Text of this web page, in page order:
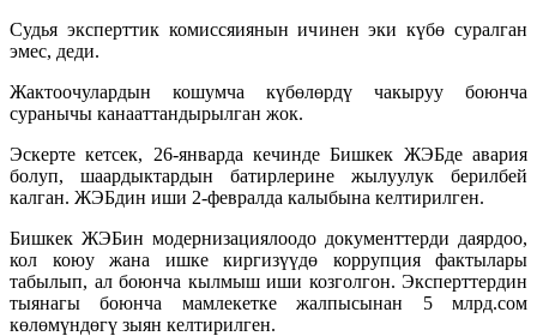
Судья эксперттик комиссяиянын ичинен эки күбө суралган
эмес, деди.
Жактоочулардын кошумча күбөлөрдү чакыруу боюнча
суранычы канааттандырылган жок.
Эскерте кетсек, 26-январда кечинде Бишкек ЖЭБде авария
болуп, шаардыктардын батирлерине жылуулук берилбей
калган. ЖЭБдин иши 2-февралда калыбына келтирилген.
Бишкек ЖЭБин модернизациялоодо документтерди даярдоо,
кол коюу жана ишке киргизүүдө коррупция фактылары
табылып, ал боюнча кылмыш иши козголгон. Эксперттердин
тыянагы боюнча мамлекетке жалпысынан 5 млрд.сом
көлөмүндөгү зыян келтирилген.